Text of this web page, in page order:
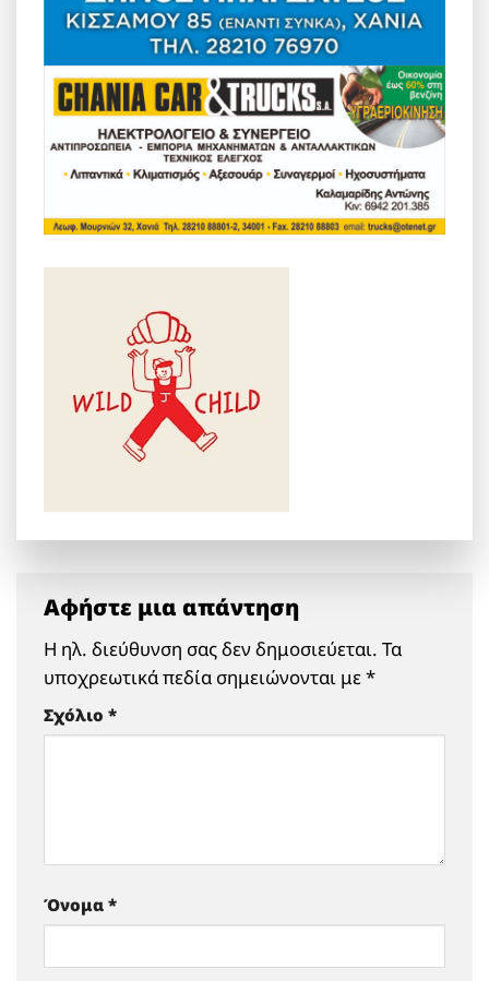
Αφήστε μια απάντηση
Η ηλ. διεύθυνση σας δεν δημοσιεύεται. Τα
υποχρεωτικά πεδία σημειώνονται με*
Σχόλιο *
Όνομα *